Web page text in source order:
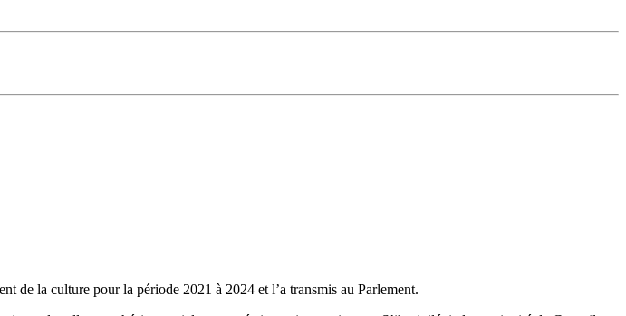
de la culture pour la période 2021 à 2024 et l’a transmis au Parlement.